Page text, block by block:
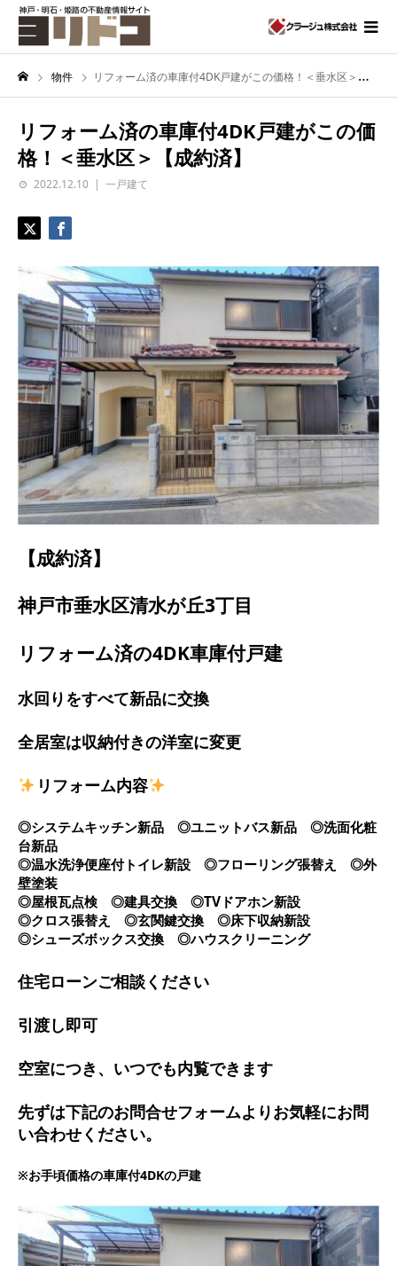
物件 リフォーム済の車庫付4DK戸建がこの価格！＜垂水区＞【成約済】
リフォーム済の車庫付4DK戸建がこの価
格！＜垂水区＞【成約済】
2022.12.10 一戸建て
【成約済】
神戸市垂水区清水が丘3丁目
リフォーム済の4DK車庫付戸建
水回りをすべて新品に交換
全居室は収納付きの洋室に変更
リフォーム内容
◎システムキッチン新品 ◎ユニットバス新品 ◎洗面化粧
台新品
◎温水洗浄便座付トイレ新設 ◎フローリング張替え ◎外
壁塗装
◎屋根瓦点検 ◎建具交換 ◎TVドアホン新設
◎クロス張替え ◎玄関鍵交換 ◎床下収納新設
◎シューズボックス交換 ◎ハウスクリーニング
住宅ローンご相談ください
引渡し即可
空室につき、いつでも内覧できます
先ずは下記のお問合せフォームよりお気軽にお問
い合わせください。
※お手頃価格の車庫付4DKの戸建